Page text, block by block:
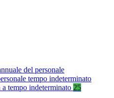
del personale
tempo indeterminato
a tempo indeterminato 25